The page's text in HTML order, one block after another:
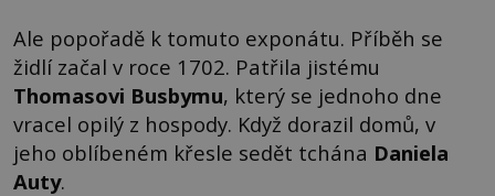
Ale popořadě k tomuto exponátu. Příběh se
židlí začal v roce 1702. Patřila jistému
Thomasovi Busbymu, který se jednoho dne
vracel opilý z hospody. Když dorazil domů, v
jeho oblíbeném křesle sedět tchána Daniela
Auty.